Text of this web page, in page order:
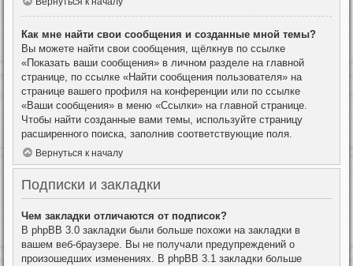
Как мне найти свои сообщения и созданные мной темы?
Вы можете найти свои сообщения, щёлкнув по ссылке
«Показать ваши сообщения» в личном разделе на главной
странице, по ссылке «Найти сообщения пользователя» на
странице вашего профиля на конференции или по ссылке
«Ваши сообщения» в меню «Ссылки» на главной странице.
Чтобы найти созданные вами темы, используйте страницу
расширенного поиска, заполнив соответствующие поля.
Вернуться к началу
Подписки и закладки
Чем закладки отличаются от подписок?
В phpBB 3.0 закладки были больше похожи на закладки в
вашем веб-браузере. Вы не получали предупреждений о
произошедших изменениях. В phpBB 3.1 закладки больше